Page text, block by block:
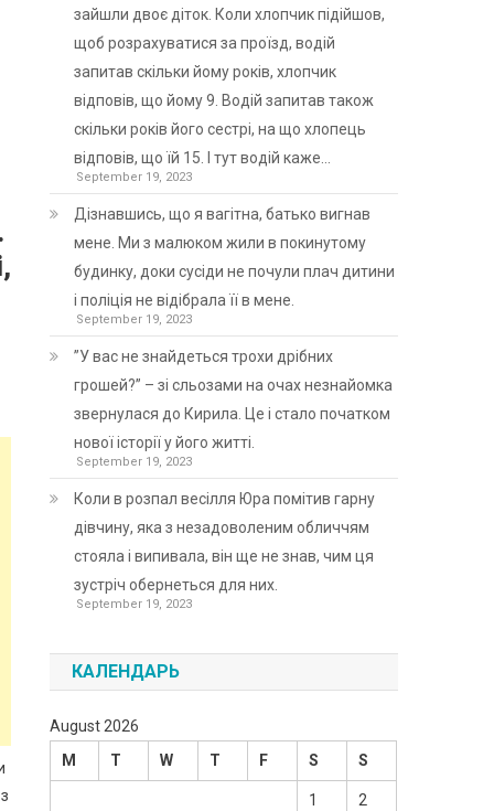
зайшли двоє діток. Коли хлопчик підійшов,
щоб розрахуватися за проїзд, водій
запитав скільки йому років, хлопчик
відповів, що йому 9. Водій запитав також
скільки років його сестрі, на що хлопець
відповів, що їй 15. І тут водій каже…
September 19, 2023
Дізнавшись, що я вагітна, батько вигнав
мене. Ми з малюком жили в покинутому
будинку, доки сусіди не почули плач дитини
і поліція не відібрала її в мене.
September 19, 2023
”У вас не знайдеться трохи дрібних
грошей?” – зі сльозами на очах незнайомка
звернулася до Кирила. Це і стало початком
нової історії у його житті.
September 19, 2023
Коли в розпал весілля Юра помітив гарну
дівчину, яка з незадоволеним обличчям
стояла і випивала, він ще не знав, чим ця
зустріч обернеться для них.
September 19, 2023
КАЛЕНДАРЬ
August 2026
M
T W T F S S
1 2